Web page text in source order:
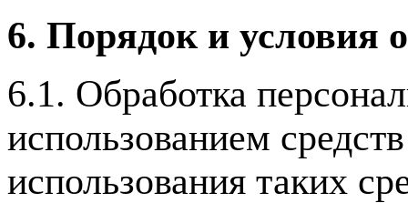
6. Порядок и условия
6.1. Обработка
использованием
использования таких